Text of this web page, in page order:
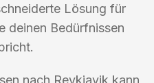
Lösung für
deinen Bedürfnissen
nach Reykjavik kann